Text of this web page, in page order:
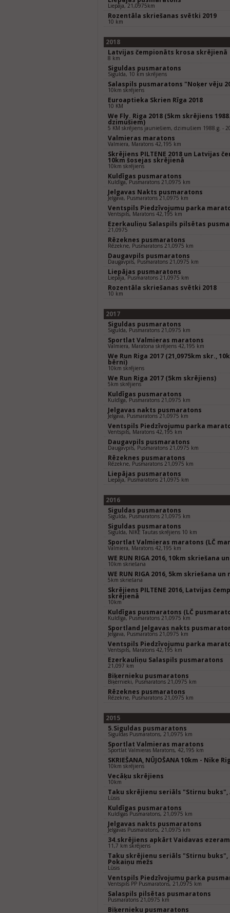
Liepāja, 21,0975km
Rozentāla skriešanas svētki 2019
10 km
2018
Latvijas čempionāts krosa skrējienā
8 km
Siguldas pusmaratons
Sigulda, 10 km skrējiens
Salaspils pusmaratons "Noķer vēju
10km skrējiens
Euroaptieka Skrien Rīga 2018
10 KM
We Fly. Riga 2018 (5km skrējiens
dzimušiem)
5 KM skrējiens jauniešiem, dzimušiem 1988.g. -
Valmieras maratons
Valmiera, Maratons 42,195 km
Skrējiens PILTENE 2018 un Latvijas
10km šosejas skrējienā
10km skrējiens
Kuldīgas pusmaratons
Kuldīga, Pusmaratons 21,0975 km
Jelgavas Nakts pusmaratons
Jelgava, Pusmaratons 21,0975 km
Ventspils Piedzīvojumu parka
Ventspils, Maratons 42,195 km
Ezerkauliņu Salaspils pilsētas
21,0975
Rēzeknes pusmaratons
Rēzekne, Pusmaratons 21,0975 km
Daugavpils pusmaratons
Daugavpils, Pusmaratons 21,0975 km
Liepājas pusmaratons
Liepāja, Pusmaratons 21,0975 km
Rozentāla skriešanas svētki 2018
10 km
2017
Siguldas pusmaratons
Sigulda, Pusmaratons 21,0975 km
Sportlat Valmieras maratons
Valmiera, Maratona skrējiens 42,195 km
We Run Riga 2017 (21,0975km skr.,
bērni)
10km skrējiens
We Run Riga 2017 (5km skrējiens)
5km skrējiens
Kuldīgas pusmaratons
Kuldīga, Pusmaratons 21,0975 km
Jelgavas nakts pusmaratons
Jelgava, Pusmaratons 21,0975 km
Ventspils Piedzīvojumu parka
Ventspils, Maratons 42,195 km
Daugavpils pusmaratons
Daugavpils, Pusmaratons 21,0975 km
Rēzeknes pusmaratons
Rēzekne, Pusmaratons 21,0975 km
Liepājas pusmaratons
Liepāja, Pusmaratons 21,0975 km
2016
Siguldas pusmaratons
Sigulda, Pusmaratons 21,0975 km
Siguldas pusmaratons
Sigulda, NIKE Tautas skrējiens 10 km
Sportlat Valmieras maratons (LČ
Valmiera, Maratons 42,195 km
WE RUN RIGA 2016, 10km skriešana
10km skriešana
WE RUN RIGA 2016, 5km skriešana un
5km skriešana
Skrējiens PILTENE 2016, Latvijas
skrējienā
10km
Kuldīgas pusmaratons (LČ
Kuldīga, Pusmaratons 21,0975 km
Sportland Jelgavas nakts
Jelgava, Pusmaratons 21,0975 km
Ventspils Piedzīvojumu parka
Ventspils, Maratons 42,195 km
Ezerkauliņu Salaspils pusmaratons
21,097 km
Biķernieku pusmaratons
Biķernieki, Pusmaratons 21,0975 km
Rēzeknes pusmaratons
Rēzekne, Pusmaratons 21,0975 km
2015
5.Siguldas pusmaratons
Siguldas Pusmaratons, 21,0975 km
Sportlat Valmieras maratons
Sportlat Valmieras Maratons, 42,195 km
SKRIEŠANA, NŪJOŠANA 10km - Nike
10km skrējiens
Vecāķu skrējiens
10km
Taku skrējienu seriāls "Stirnu buks",
Lūsis
Kuldīgas pusmaratons
Kuldīgas Pusmaratons, 21,0975 km
Jelgavas nakts pusmaratons
Jelgavas Pusmaratons, 21,0975 km
34.skrējiens apkārt Vaidavas ezeram
11,7 km skrējiens
Taku skrējienu seriāls "Stirnu buks",
Pokaiņu mežs
Lūsis
Ventspils Piedzīvojumu parka
Ventspils PP Pusmaratons, 21,0975 km
Salaspils pilsētas pusmaratons
Pusmaratons 21,0975 km
Biķernieku pusmaratons